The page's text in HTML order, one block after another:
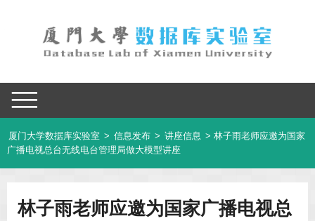
厦门大学数据库实验室 > 信息发布 > 讲座信息 > 林子雨老师应邀为国家
广播电视总台无线电台管理局做大模型讲座
林子雨老师应邀为国家广播电视总